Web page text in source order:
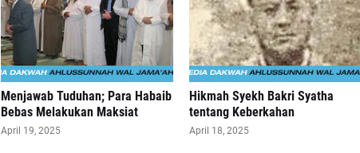
Menjawab Tuduhan; Para Habaib
Bebas Melakukan Maksiat
April 19, 2025
Hikmah Syekh Bakri Syatha
tentang Keberkahan
April 18, 2025